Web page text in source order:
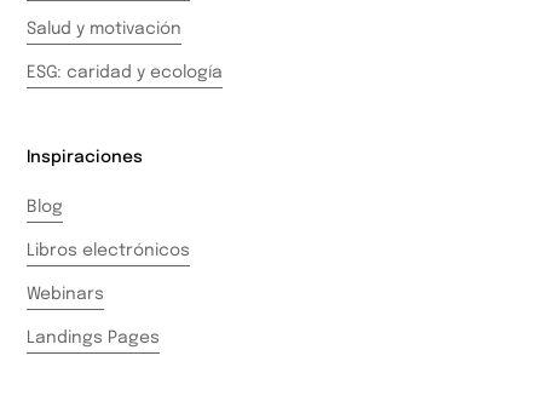
Salud y motivación
ESG: caridad y ecología
Inspiraciones
Blog
Libros electrónicos
Webinars
Landings Pages